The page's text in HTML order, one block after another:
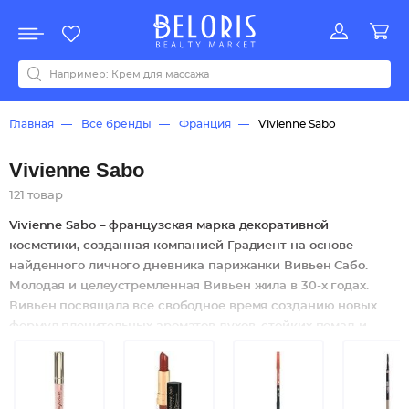
Акции
Все бренды
0-9ABCDEFGHIJKLMNOPQRSTUVWYZАБВДЗИМОКЛНПРСТУФ
Главная Все бренды Франция Vivienne Sabo
Vivienne Sabo
121 товар
Vivienne Sabo – французская марка декоративной
косметики, созданная компанией Градиент на основе
найденного личного дневника парижанки Вивьен Сабо.
Молодая и целеустремленная Вивьен жила в 30-х годах.
Вивьен посвящала все свободное время созданию новых
формул пленительных ароматов духов, стойких помад и
как уйти на войну, подарил Вивьен горшочек с фиалками.
Именно фиалки выбраны производителем как основной